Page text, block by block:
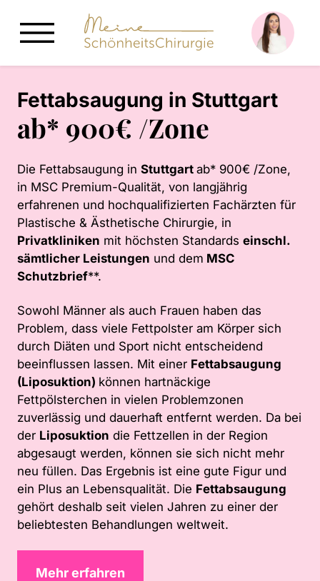
Kontakt
Fettabsaugung in Stuttgart
ab* 900€ /Zone
Die Fettabsaugung in Stuttgart ab* 900€ /Zone,
in MSC Premium-Qualität, von langjährig
erfahrenen und hochqualifizierten Fachärzten für
Plastische & Ästhetische Chirurgie, in
Privatkliniken mit höchsten Standards einschl.
sämtlicher Leistungen und dem MSC
Schutzbrief**.
Sowohl Männer als auch Frauen haben das
Problem, dass viele Fettpolster am Körper sich
durch Diäten und Sport nicht entscheidend
beeinflussen lassen. Mit einer Fettabsaugung
(Liposuktion) können hartnäckige
Fettpölsterchen in vielen Problemzonen
zuverlässig und dauerhaft entfernt werden. Da bei
der Liposuktion die Fettzellen in der Region
abgesaugt werden, können sie sich nicht mehr
neu füllen. Das Ergebnis ist eine gute Figur und
ein Plus an Lebensqualität. Die Fettabsaugung
gehört deshalb seit vielen Jahren zu einer der
beliebtesten Behandlungen weltweit.
Mehr erfahren